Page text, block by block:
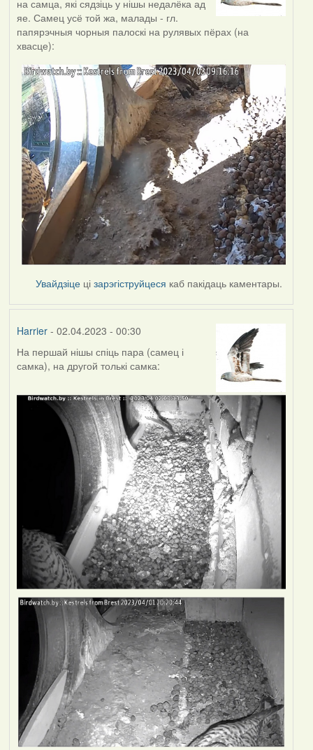
на самца, які сядзіць у нішы недалёка ад
яе. Самец усё той жа, малады - гл.
папярэчныя чорныя палоскі на рулявых пёрах (на
хвасце):
Увайдзіце цізарэгіструйцеся каб пакідаць каментары.
Harrier- 02.04.2023 - 00:30
На першай нішы спіць пара (самец і
самка), на другой толькі самка: